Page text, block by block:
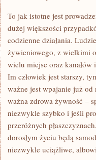
To jak istotne jest
dużej większości
codzienne działania.
żywieniowego, z wielkimi
wielu miejsc oraz
Im człowiek jest starszy,
ważne jest wpajanie już od
ważna zdrowa żywność –
niezwykle szybko i jeśli
przeróżnych
dorosłym życiu będą
niezwykle uciążliwe,